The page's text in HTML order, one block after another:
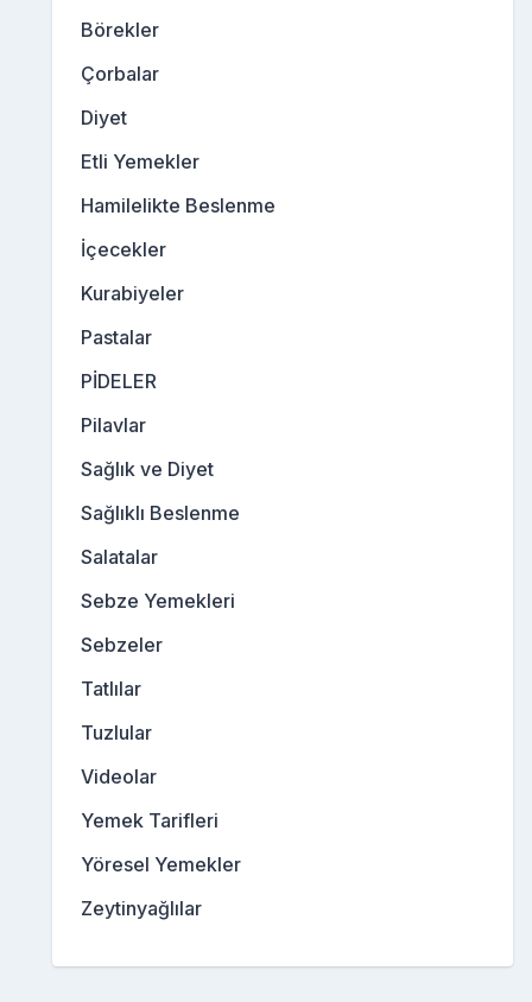
Börekler
Çorbalar
Diyet
Etli Yemekler
Hamilelikte Beslenme
İçecekler
Kurabiyeler
Pastalar
PİDELER
Pilavlar
Sağlık ve Diyet
Sağlıklı Beslenme
Salatalar
Sebze Yemekleri
Sebzeler
Tatlılar
Tuzlular
Videolar
Yemek Tarifleri
Yöresel Yemekler
Zeytinyağlılar